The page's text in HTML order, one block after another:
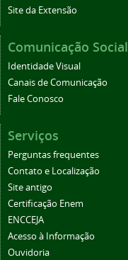
Site da Extensão
Comunicação Social
Identidade Visual
Canais de Comunicação
Fale Conosco
Serviços
Perguntas frequentes
Contato e Localização
Site antigo
Certificação Enem
ENCCEJA
Acesso à Informação
Ouvidoria